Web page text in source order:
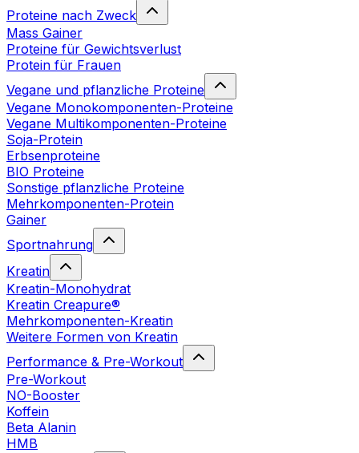
Proteine nach Zweck
Mass Gainer
Proteine für Gewichtsverlust
Protein für Frauen
Vegane und pflanzliche Proteine
Vegane Monokomponenten-Proteine
Vegane Multikomponenten-Proteine
Soja-Protein
Erbsenproteine
BIO Proteine
Sonstige pflanzliche Proteine
Mehrkomponenten-Protein
Gainer
Sportnahrung
Kreatin
Kreatin-Monohydrat
Kreatin Creapure®
Mehrkomponenten-Kreatin
Weitere Formen von Kreatin
Performance & Pre-Workout
Pre-Workout
NO-Booster
Koffein
Beta Alanin
HMB